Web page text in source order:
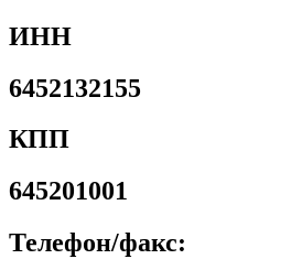
ИНН
6452132155
КПП
645201001
Телефон/факс: